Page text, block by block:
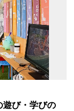
遊び・学びの